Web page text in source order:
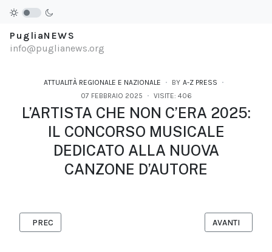
PugliaNEWS
info@puglianews.org
ATTUALITÀ REGIONALE E NAZIONALE BY A-Z PRESS
07 FEBBRAIO 2025
VISITE: 406
L’ARTISTA CHE NON C’ERA 2025:
IL CONCORSO MUSICALE
DEDICATO ALLA NUOVA
CANZONE D’AUTORE
ARTICOLO PRECEDENTE: A TARANTO ARRIVA IL VILLAGGIO
PREC ARTICOLO
AVANTI